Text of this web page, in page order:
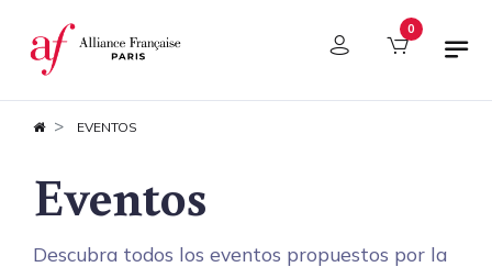
Panel de gestión de cookies 0
EVENTOS
Eventos
Descubra todos los eventos propuestos por la